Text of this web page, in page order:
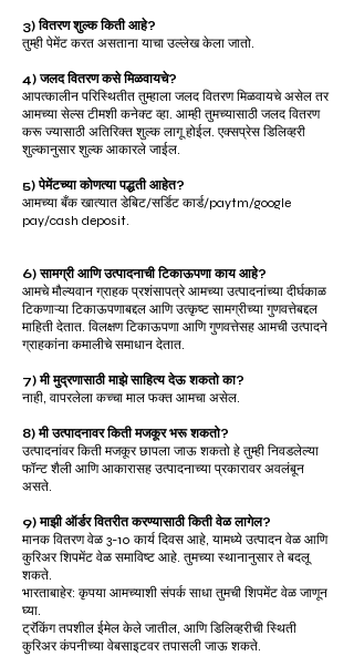
3) वितरण शुल्क किती आहे?
तुम्ही पेमेंट करत असताना याचा उल्लेख केला जातो.
4) जलद वितरण कसे मिळवायचे?
आपत्कालीन परिस्थितीत तुम्हाला जलद वितरण मिळवायचे असेल तर
आमच्या सेल्स टीमशी कनेक्ट व्हा. आम्ही तुमच्यासाठी जलद वितरण
करू ज्यासाठी अतिरिक्त शुल्क लागू होईल. एक्सप्रेस डिलिव्हरी
शुल्कानुसार शुल्क आकारले जाईल.
5) पेमेंटच्या कोणत्या पद्धती आहेत?
आमच्या बँक खात्यात डेबिट/सर्डिट कार्ड/paytm/google
pay/cash deposit.
6) सामग्री आणि उत्पादनाची टिकाऊपणा काय आहे?
आमचे मौल्यवान ग्राहक प्रशंसापत्रे आमच्या उत्पादनांच्या दीर्घकाळ
टिकणाऱ्या टिकाऊपणाबद्दल आणि उत्कृष्ट सामग्रीच्या गुणवत्तेबद्दल
माहिती देतात. विलक्षण टिकाऊपणा आणि गुणवत्तेसह आमची उत्पादने
ग्राहकांना कमालीचे समाधान देतात.
7) मी मुद्रणासाठी माझे साहित्य देऊ शकतो का?
नाही, वापरलेला कच्चा माल फक्त आमचा असेल.
8) मी उत्पादनावर किती मजकूर भरू शकतो?
उत्पादनांवर किती मजकूर छापला जाऊ शकतो हे तुम्ही निवडलेल्या
फॉन्ट शैली आणि आकारासह उत्पादनाच्या प्रकारावर अवलंबून
असते.
9) माझी ऑर्डर वितरीत करण्यासाठी किती वेळ लागेल?
मानक वितरण वेळ 3-10 कार्य दिवस आहे, यामध्ये उत्पादन वेळ आणि
कुरिअर शिपमेंट वेळ समाविष्ट आहे. तुमच्या स्थानानुसार ते बदलू
शकते.
भारताबाहेर: कृपया आमच्याशी संपर्क साधा तुमची शिपमेंट वेळ जाणून
घ्या.
ट्रॅकिंग तपशील ईमेल केले जातील, आणि डिलिव्हरीची स्थिती
कुरिअर कंपनीच्या वेबसाइटवर तपासली जाऊ शकते.